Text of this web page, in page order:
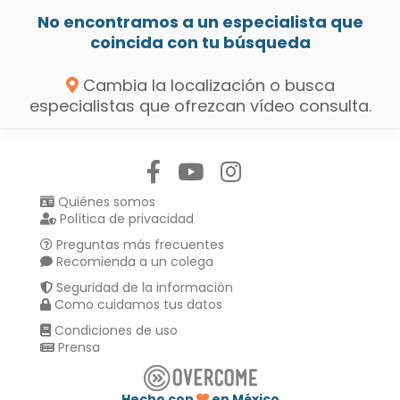
No encontramos a un especialista que
coincida con tu búsqueda
Cambia la localización o busca
especialistas que ofrezcan vídeo consulta.
Quiénes somos
Política de privacidad
Preguntas más frecuentes
Recomienda a un colega
Seguridad de la información
Como cuidamos tus datos
Condiciones de uso
Prensa